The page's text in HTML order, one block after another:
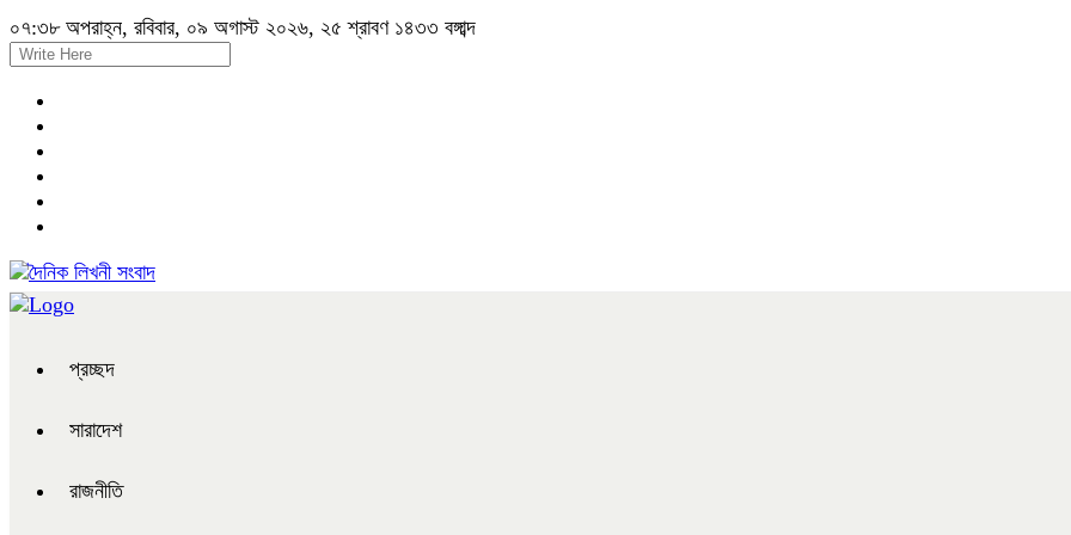
০৭:৩৮ অপরাহ্ন, রবিবার, ০৯ অগাস্ট ২০২৬, ২৫ শ্রাবণ ১৪৩৩ বঙ্গাব্দ
প্রচ্ছদ
সারাদেশ
রাজনীতি